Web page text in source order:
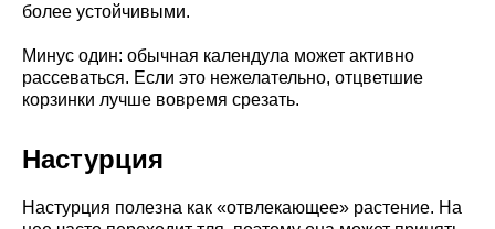
более устойчивыми.
Минус один: обычная календула может активно
рассеваться. Если это нежелательно, отцветшие
корзинки лучше вовремя срезать.
Настурция
Настурция полезна как «отвлекающее» растение. На